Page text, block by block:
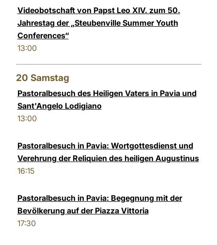
Videobotschaft von Papst Leo XIV. zum 50.
Jahrestag der „Steubenville Summer Youth
Conferences“
13:00
20 Samstag
Pastoralbesuch des Heiligen Vaters in Pavia und
Sant'Angelo Lodigiano
13:00
Pastoralbesuch in Pavia: Wortgottesdienst und
Verehrung der Reliquien des heiligen Augustinus
16:15
Pastoralbesuch in Pavia: Begegnung mit der
Bevölkerung auf der Piazza Vittoria
17:30